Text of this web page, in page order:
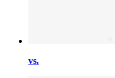
vs.